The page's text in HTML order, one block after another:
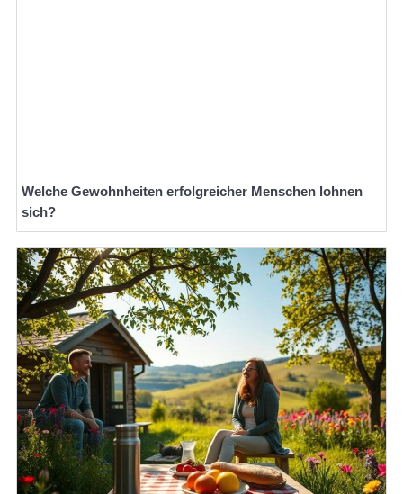
Welche Gewohnheiten erfolgreicher Menschen lohnen
sich?